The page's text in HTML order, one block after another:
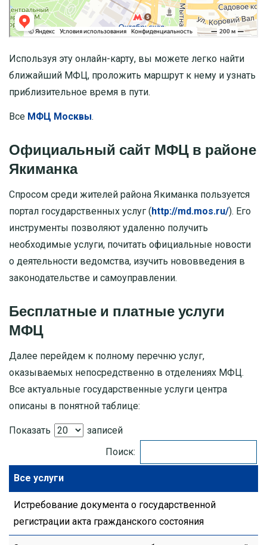
Используя эту онлайн-карту, вы можете легко найти
ближайший МФЦ, проложить маршрут к нему и узнать
приблизительное время в пути.
Все МФЦ Москвы.
Официальный сайт МФЦ в районе
Якиманка
Спросом среди жителей района Якиманка пользуется
портал государственных услуг ( http://md.mos.ru/). Его
инструменты позволяют удаленно получить
необходимые услуги, почитать официальные новости
о деятельности ведомства, изучить нововведения в
законодательстве и самоуправлении.
Бесплатные и платные услуги
МФЦ
Далее перейдем к полному перечню услуг,
оказываемых непосредственно в отделениях МФЦ.
Все актуальные государственные услуги центра
описаны в понятной таблице:
Показать
записей
Поиск:
Все услуги
Истребование документа о государственной
регистрации акта гражданского состояния